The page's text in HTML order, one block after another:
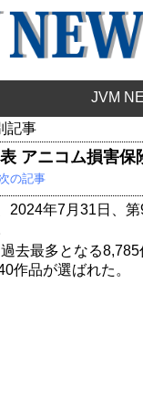
JVM
記事
アニコム損害保
次の記事
2024年7月31日、第
去最多となる8,785
作品が選ばれた。